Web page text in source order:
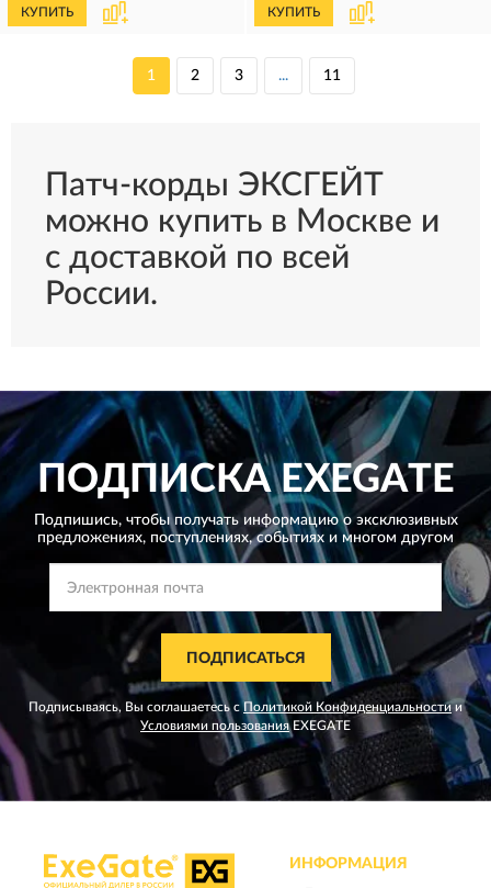
КУПИТЬ КУПИТЬ
1 2 3 ... 11
Патч-корды ЭКСГЕЙТ
можно купить в Москве и
с доставкой по всей
России.
ПОДПИСКАEXEGATE
Подпишись, чтобы получать информацию о эксклюзивных
предложениях, поступлениях, событиях и многом другом
ПОДПИСАТЬСЯ
Подписываясь, Вы соглашаетесь сПолитикой Конфиденциальности и
Условиями пользованияEXEGATE
ИНФОРМАЦИЯ